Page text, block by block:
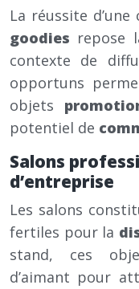
La réussite d’une
goodies repose
contexte de
opportuns
objets
potentiel de
Salons
d’entreprise
Les salons
fertiles pour la
stand, ces
d’aimant pour